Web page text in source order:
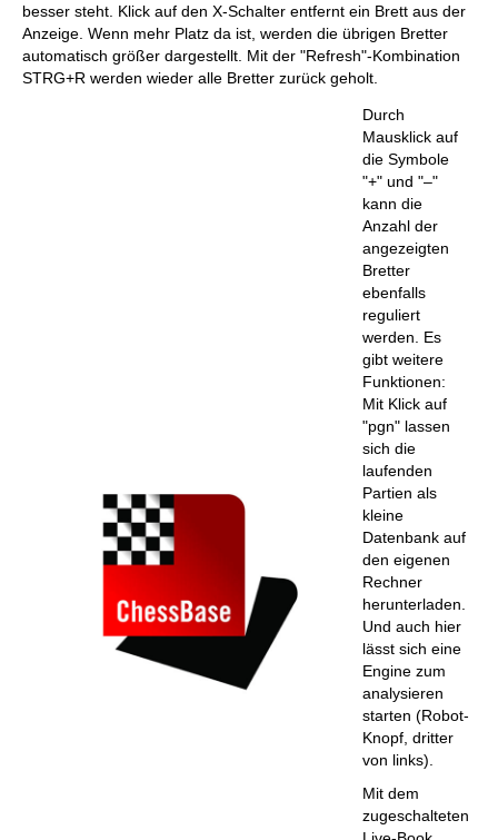
besser steht. Klick auf den X-Schalter entfernt ein Brett aus der
Anzeige. Wenn mehr Platz da ist, werden die übrigen Bretter
automatisch größer dargestellt. Mit der "Refresh"-Kombination
STRG+R werden wieder alle Bretter zurück geholt.
Durch
Mausklick auf
die Symbole
"+" und "–"
kann die
Anzahl der
angezeigten
Bretter
ebenfalls
reguliert
werden. Es
gibt weitere
Funktionen:
Mit Klick auf
"pgn" lassen
sich die
laufenden
Partien als
kleine
Datenbank auf
den eigenen
Rechner
herunterladen.
Und auch hier
lässt sich eine
Engine zum
analysieren
starten (Robot-
Knopf, dritter
von links).
Mit dem
zugeschalteten